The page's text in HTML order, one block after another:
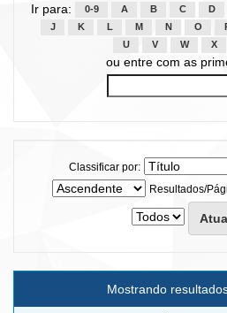
Ir para: 0-9 A B C D
J
K L M N O
U
V W X
ou entre com as
Classificar por:
Resultados/
Mostrando